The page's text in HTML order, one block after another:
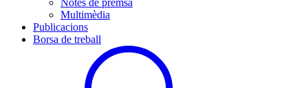
Notes de premsa
Multimèdia
Publicacions
Borsa de treball